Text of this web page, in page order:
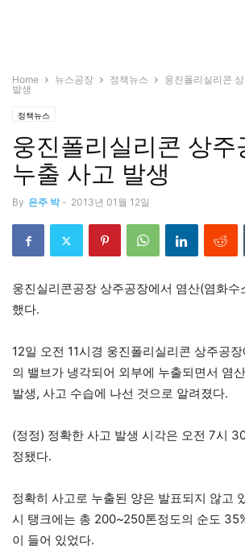
Home 뉴스공장 정책뉴스
웅진폴리실리콘
발생
정책뉴스
웅진폴리실리콘 상주
누출 사고 발생
By 은주 박 - 2013년 01월 12일
웅진실리콘공장 상주공장에서 염산(염화수
했다.
12일 오전 11시경 웅진폴리실리콘 상주공
의 밸브가 냉각되어 외부에 누출되면서 염
발생, 사고 수습에 나선 것으로 알려졌다.
(정정) 정확한 사고 발생 시각은 오전 7시
정됐다.
정확히 사고로 누출된 양은 발표되지 않고
시 탱크에는 총 200~250톤정도의 순도
이 들어 있었다.